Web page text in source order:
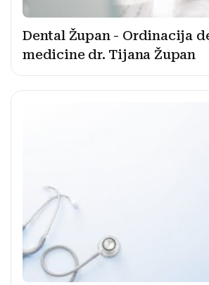
Dental Župan - Ordinacija
medicine dr. Tijana Župan